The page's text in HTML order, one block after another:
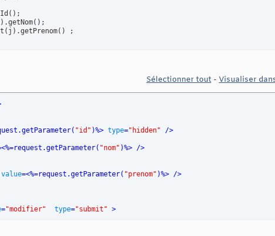
( ) ;
) .getNom( ) ;
( j ) .getPrenom( )
;
() %> ></td>
Sélectionner tout - Visualiser
( "id" )%> type="hidden" />
( "nom" )%> />
value=<%=request.getParameter( "prenom" )%> />
="modifier" type="submit" >